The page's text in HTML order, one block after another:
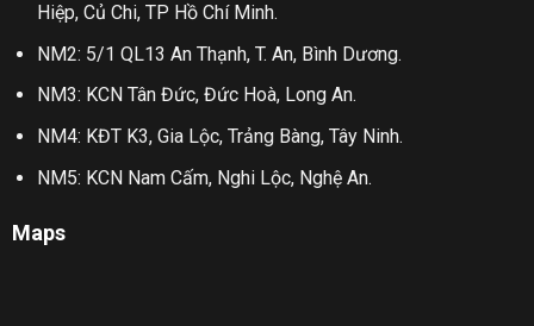
Hiệp, Củ Chi, TP Hồ Chí Minh.
NM2: 5/1 QL13 An Thạnh, T. An, Bình Dương.
NM3: KCN Tân Đức, Đức Hoà, Long An.
NM4: KĐT K3, Gia Lộc, Trảng Bàng, Tây Ninh.
NM5: KCN Nam Cấm, Nghi Lộc, Nghệ An.
Maps